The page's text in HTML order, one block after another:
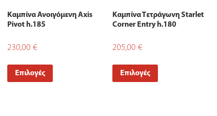
Καμπίνα Ανοιγόμενη Axis
Pivot h.185
230,00 €
Επιλογές
Καμπίνα Τετράγωνη Starlet
Corner Entry h.180
205,00 €
Επιλογές